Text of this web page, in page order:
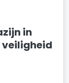
in
veiligheid